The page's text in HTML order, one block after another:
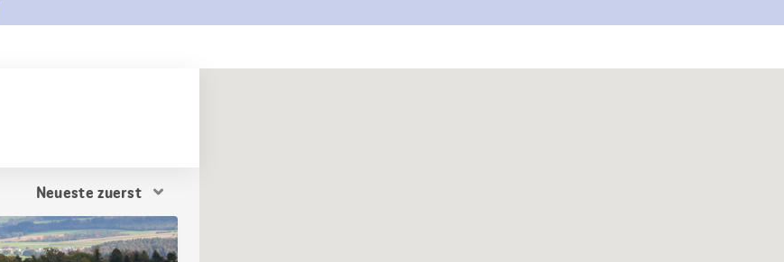
Resultat